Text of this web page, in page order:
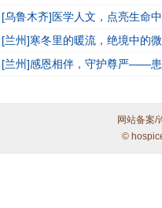
[乌鲁木齐]医学人文，点亮生命
[兰州]寒冬里的暖流，绝境中的
[兰州]感恩相伴，守护尊严——
网站备案/
©